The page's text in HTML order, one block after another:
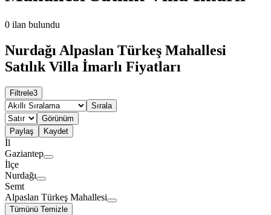
0 ilan bulundu
Nurdağı Alpaslan Türkeş Mahallesi
Satılık Villa İmarlı Fiyatları
Filtrele3
Sırala
Görünüm
Paylaş
Kaydet
İl
Gaziantep
İlçe
Nurdağı
Semt
Alpaslan Türkeş Mahallesi
Tümünü Temizle